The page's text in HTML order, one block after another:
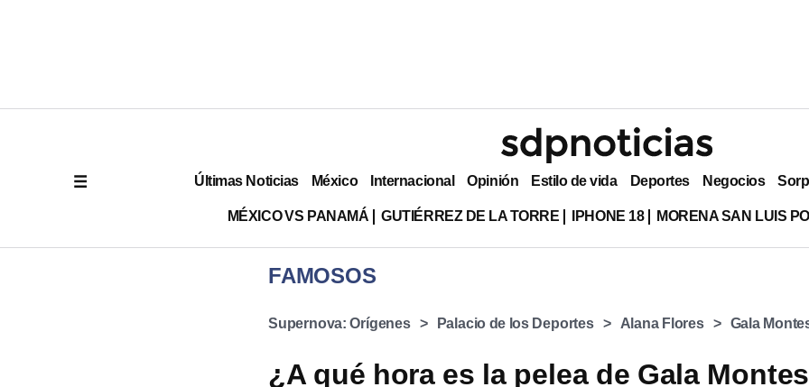
Últimas Noticias México Internacional Opinión Estilo de vida Deportes Negocios
MÉXICO VS PANAMÁ GUTIÉRREZ DE LA TORRE IPHONE 18 MORENA SAN LUIS
FAMOSOS
Supernova: Orígenes Palacio de los Deportes Alana Flores Gala
¿A qué hora es la pelea de Gala Montes